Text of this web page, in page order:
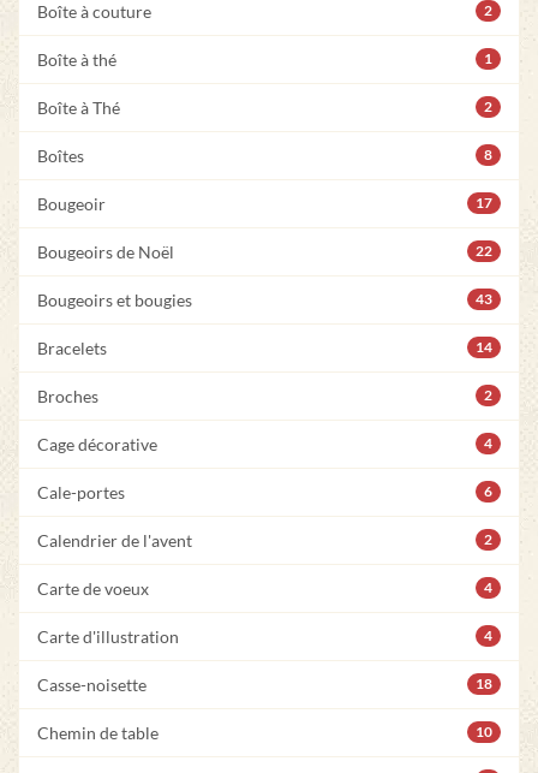
Boîte à couture 2
Boîte à thé 1
Boîte à Thé 2
Boîtes 8
Bougeoir 17
Bougeoirs de Noël 22
Bougeoirs et bougies 43
Bracelets 14
Broches 2
Cage décorative 4
Cale-portes 6
Calendrier de l'avent 2
Carte de voeux 4
Carte d'illustration 4
Casse-noisette 18
Chemin de table 10